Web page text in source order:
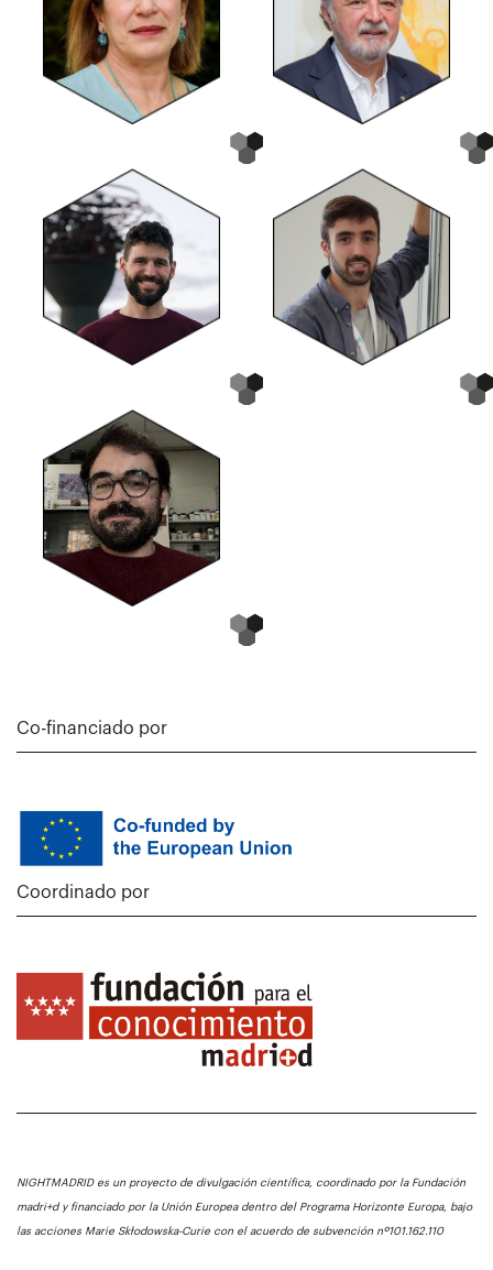
Co-financiado por
Coordinado por
NIGHTMADRID es un proyecto de divulgación científica, coordinado por la Fundación
madri+d y financiado por la Unión Europea dentro del Programa Horizonte Europa, bajo
las acciones Marie Skłodowska-Curie con el acuerdo de subvención nº101.162.110